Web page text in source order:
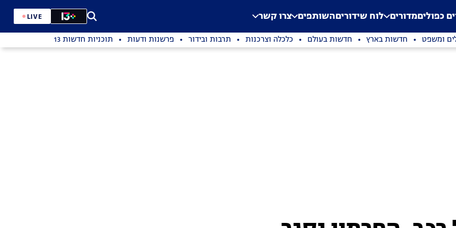
Application error: a
. כפוליםמדורים לוח שידוריםהשותפים צרו קשר LIVE
ומשפט חדשות בארץ חדשות בעולם כלכלה וצרכנות תרבות ובידור פרשנות ודעות תוכניות חדשות 13